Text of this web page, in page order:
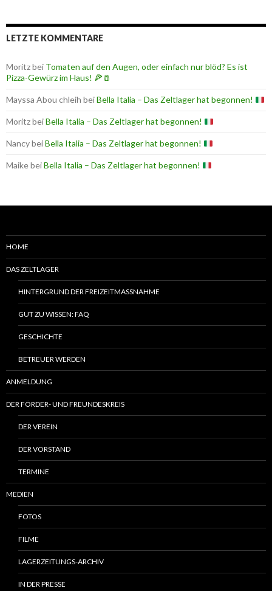
LETZTE KOMMENTARE
Moritzbei Tomaten auf den Augen, oder einfach nur blöd? Es ist
Pizza-Gewürz im Haus! 🍕🧂
Mayssa Abou chleih beiBella Italia – Das Zeltlager hat begonnen!
MoritzbeiBella Italia – Das Zeltlager hat begonnen!
NancybeiBella Italia – Das Zeltlager hat begonnen!
MaikebeiBella Italia – Das Zeltlager hat begonnen!
HOME
DAS ZELTLAGER
HINTERGRUND DER FREIZEITMASSNAHME
GUT ZU WISSEN: FAQ
GESCHICHTE
BETREUER WERDEN
ANMELDUNG
DER FÖRDER- UND FREUNDESKREIS
DER VEREIN
DER VORSTAND
TERMINE
MEDIEN
FOTOS
FILME
LAGERZEITUNGS-ARCHIV
IN DER PRESSE